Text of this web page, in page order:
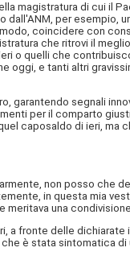
magistratura di cui il
per esempio,
coincidere con
che ritrovi il
o quelli che
oggi, e tanti altri
garantendo segnali
per il comparto
caposaldo di ieri, ma
non posso che
in questa mia
una
a fronte delle
è stata sintomatica